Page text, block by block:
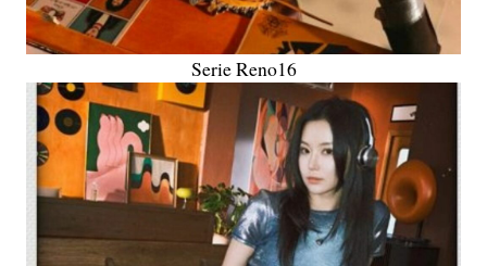
Serie Reno16